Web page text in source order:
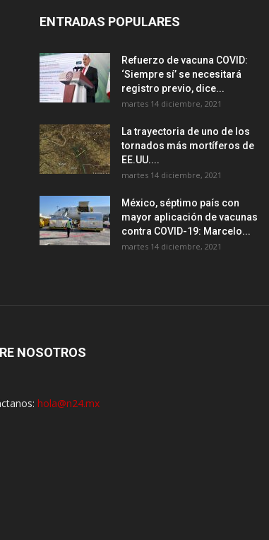
ENTRADAS POPULARES
Refuerzo de vacuna COVID:
‘Siempre sí’ se necesitará
registro previo, dice...
martes 14 diciembre, 2021
La trayectoria de uno de los
tornados más mortíferos de
EE.UU....
martes 14 diciembre, 2021
México, séptimo país con
mayor aplicación de vacunas
contra COVID-19: Marcelo...
martes 14 diciembre, 2021
NOSOTROS
hola@n24.mx